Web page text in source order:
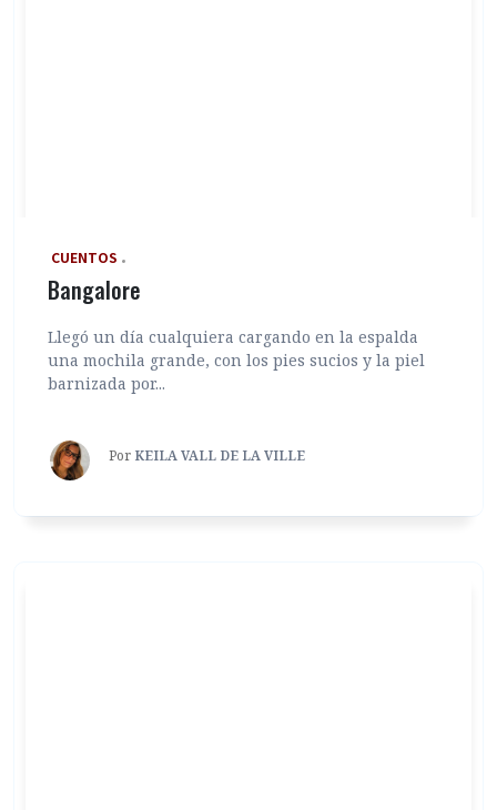
‎ CUENTOS
Bangalore
Llegó un día cualquiera cargando en la espalda
una mochila grande, con los pies sucios y la piel
barnizada por...
Por KEILA VALL DE LA VILLE